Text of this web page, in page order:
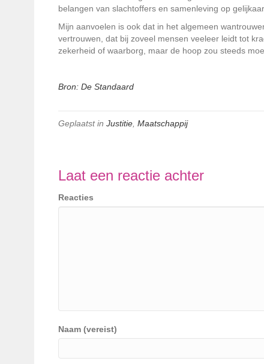
belangen van slachtoffers en samenleving op
Mijn aanvoelen is ook dat in het algemeen
vertrouwen, dat bij zoveel mensen veeleer leidt tot
zekerheid of waarborg, maar de hoop zou steeds
Bron: De Standaard
Geplaatst in Justitie Maatschappij
Laat een reactie achter
Reacties
Naam (vereist)